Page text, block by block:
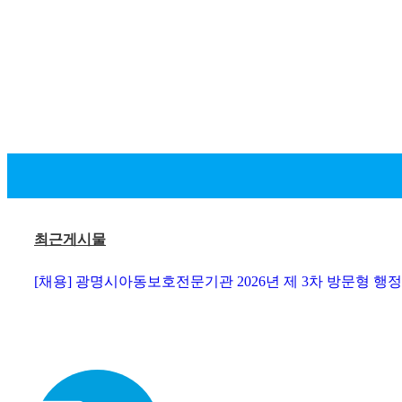
최근게시물
[채용] 광명시아동보호전문기관 2026년 제 3차 방문형 행